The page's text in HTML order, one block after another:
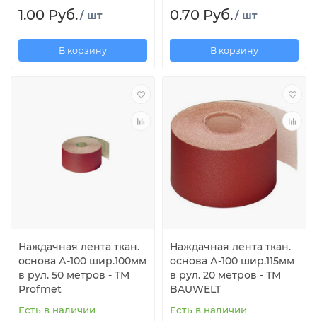
1.00 Руб./ шт
В корзину
0.70 Руб./ шт
В корзину
Наждачная лента ткан.
основа А-100 шир.100мм
в рул. 50 метров - TM
Profmet
Есть в наличии
Наждачная лента ткан.
основа А-100 шир.115мм
в рул. 20 метров - ТМ
BAUWELT
Есть в наличии